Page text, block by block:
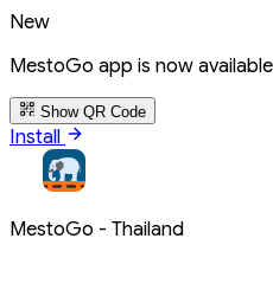
New
MestoGo app is now
Show QR Code
Install
MestoGo - Thailand